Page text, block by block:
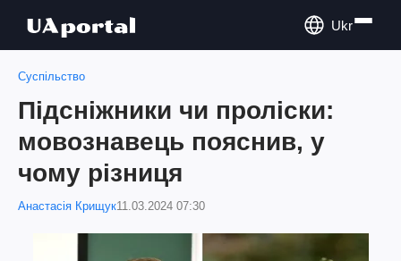
Ukr
Суспільство
Підсніжники чи проліски:
мовознавець пояснив, у
чому різниця
Анастасія Крищук11.03.2024 07:30